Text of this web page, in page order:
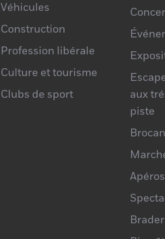
Véhicules
Construction
Profession libérale
Culture et tourisme
Clubs de sport
aux
piste